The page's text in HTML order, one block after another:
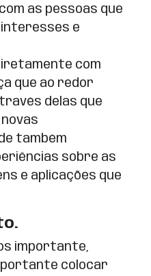
as pessoas que
interesses e
com
que ao redor
delas que
também
sobre as
e aplicações que
importante,
colocar